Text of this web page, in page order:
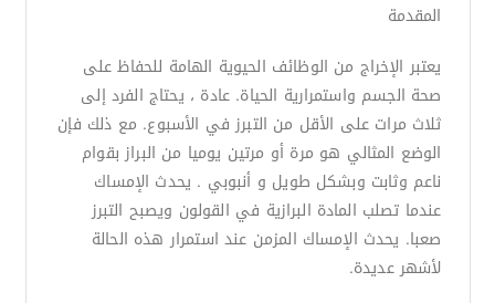
المقدمة
يعتبر الإخراج من الوظائف الحيوية الهامة للحفاظ على
صحة الجسم واستمرارية الحياة. عادة ، يحتاج الفرد إلى
ثلاث مرات على الأقل من التبرز في الأسبوع. مع ذلك فإن
الوضع المثالي هو مرة أو مرتين يوميا من البراز بقوام
ناعم وثابت وبشكل طويل و أنبوبي . يحدث الإمساك
عندما تصلب المادة البرازية في القولون ويصبح التبرز
صعبا. يحدث الإمساك المزمن عند استمرار هذه الحالة
لأشهر عديدة.